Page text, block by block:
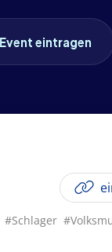
Event eintragen
#Schlager